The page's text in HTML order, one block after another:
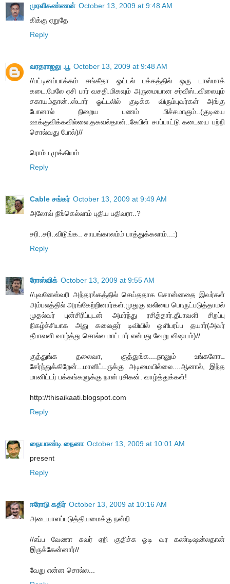
முரளிகண்ணன் October 13, 2009 at 9:48 AM
கிக்கு ஏறுதே
Reply
வரதராஜலு .பூ October 13, 2009 at 9:48 AM
//பட்டினப்பாக்கம் சங்கீதா ஓட்டல் பக்கத்தில் ஒரு டாஸ்மாக்
கடை.மேலே ஏசி பார் வசதி.மிகவும் அருமையான சர்வீஸ்..விலையும்
சகாயம்தான்..ஸ்டார் ஓட்டலில் குடிக்க விரும்புவர்கள் அங்கு
போனால் நிறைய பணம் மிச்சமாகும்..(குடியை
ஊக்குவிக்கவில்லை.தகவல்தான்..கேபிள் சாப்பாட்டு கடையை பற்றி
சொல்வது போல்)//
ரொம்ப முக்கியம்
Reply
Cable சங்கர் October 13, 2009 at 9:49 AM
அலோவ் நீங்கெல்லாம் புதிய பதிவரா..?
சரி..சரி..விடுங்க.. சாயங்காலம்ம் பாத்துக்கலாம்...:)
Reply
ரோஸ்விக் October 13, 2009 at 9:55 AM
//புவனேஸ்வரி அந்தரங்கத்தில் செய்ததாக சொன்னதை இவர்கள்
அம்பலத்தில் அரங்கேற்றினார்கள்.முதுகு வலியை பொருட்படுத்தாமல்
முதல்வர் புன்சிரிப்புடன் அமர்ந்து ரசித்தார்.தீபாவளி சிறப்பு
நிகழ்ச்சியாக அது கலைஞர் டிவியில் ஒளிபரப்ப தயார்(அவர்
தீபாவளி வாழ்த்து சொல்ல மாட்டார் என்பது வேறு விஷயம்)//
குத்துங்க தலைவா, குத்துங்க....நானும் உங்களோட
சேர்ந்துக்கிறேன்...மானிட்டருக்கு அடிமையில்லை....ஆனால், இந்த
மானிட்டர் பக்கங்களுக்கு நான் ரசிகன். வாழ்த்துக்கள்!
http://thisaikaati.blogspot.com
Reply
நையாண்டி நைனா October 13, 2009 at 10:01 AM
present
Reply
ஈரோடு கதிர் October 13, 2009 at 10:16 AM
அடையாளப்படுத்தியமைக்கு நன்றி
//எப்ப வேணா சுவர் ஏறி குதிச்சு ஓடி வர கண்டிஷன்லதான்
இருக்கேன்னார்//
வேறு என்ன சொல்ல...